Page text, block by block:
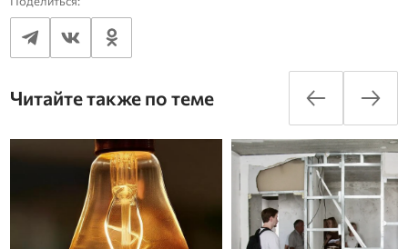
Читайте также по теме